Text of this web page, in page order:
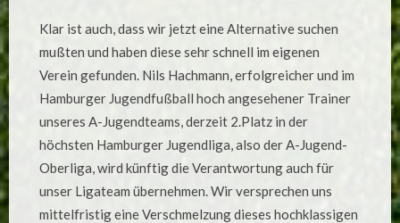
Klar ist auch, dass wir jetzt eine Alternative suchen
mußten und haben diese sehr schnell im eigenen
Verein gefunden. Nils Hachmann, erfolgreicher und im
Hamburger Jugendfußball hoch angesehener Trainer
unseres A-Jugendteams, derzeit 2.Platz in der
höchsten Hamburger Jugendliga, also der A-Jugend-
Oberliga, wird künftig die Verantwortung auch für
unser Ligateam übernehmen. Wir versprechen uns
mittelfristig eine Verschmelzung dieses hochklassigen